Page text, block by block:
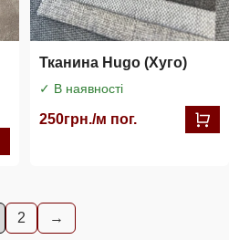
Тканина Hugo (Хуго)
✓ В наявності
250грн./м пог.
2 →